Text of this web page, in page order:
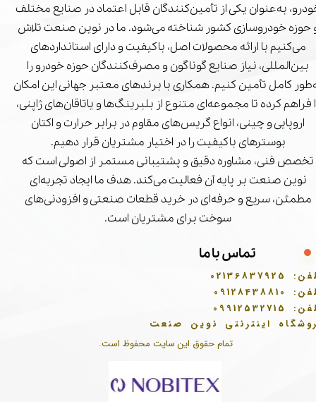
تمام حقوق این سایت محفوظ است.
به‌عنوان یکی از تأمین‌کنندگان قابل اعتماد در صنایع مختلف
حوزه خودروسازی کشور شناخته می‌شود. ما در نوین صنعت تلاش
می‌کنیم با ارائه محصولات اصل، باکیفیت و دارای استانداردهای
بین‌المللی، نیاز صنایع گوناگون و مصرف‌کنندگان حوزه خودرو را
کامل تأمین کنیم. همکاری با برندهای معتبر جهانی این امکان
فراهم کرده تا مجموعه‌ای متنوع از بلبرینگ‌ها و یاتاقان‌های ژاپنی،
اروپایی و چینی، انواع گریس‌های مقاوم در برابر حرارت و اکتان
بوسترهای باکیفیت را در اختیار مشتریان قرار دهیم.
تخصص فنی، مشاوره دقیق و پشتیبانی مستمر از اصولی است که
نوین صنعت بر پایه آن فعالیت می‌کند. هدف ما ایجاد تجربه‌ای
مطمئن، سریع و حرفه‌ای در خرید قطعات صنعتی و افزودنی‌های
سوخت برای مشتریان است.
تماس با ما
02136837925
09128438810
09912532715
اینترنتی نوین صنعت